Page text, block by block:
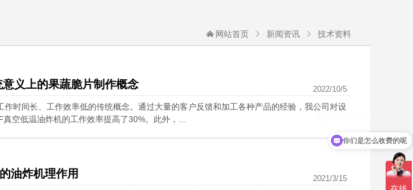
网站首页 新闻资讯 技术资料
义上的果蔬脆片制作概念 2022/10/5
时间长、工作效率低的传统概念。通过大量的客户反馈和加工各种产品的经验，我公司对设
空低温油炸机的工作效率提高了30%。此外，…
油炸机理作用 2021/3/15
你们是怎么收费的呢